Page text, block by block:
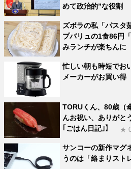
めて政治的”な役割
ズボラの私「パスタ
プバリュの1食86円
みランチが楽ちんに
忙しい朝も時短でお
メーカーがお買い得
TORUくん、80歳（
んお祝い、ありがと
｢ごはん日記｣】
★
サンコーの新作マグ
うのは「絡まりスト